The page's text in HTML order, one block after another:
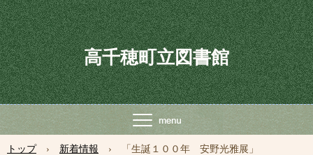
高千穂町立図書館
トップ › 新着情報 › 「生誕１００年 安野光雅展」